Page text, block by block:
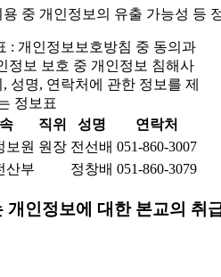
중 개인정보의 유출 가능성 등
: 개인정보보호방침 중 동의과
정보 보호 중 개인정보 침해사
성명, 연락처에 관한 정보를 제
정보표
직위 성명
연락처
보원 원장 전선배 051-860-3007
산부 정창배 051-860-3079
개인정보에 대한 본교의 취